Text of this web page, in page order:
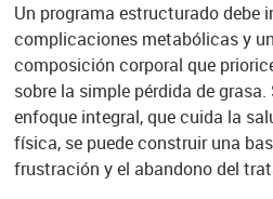
Un programa estructurado debe
complicaciones metabólicas y
composición corporal que
sobre la simple pérdida de
enfoque integral, que cuida la
física, se puede construir una
frustración y el abandono del